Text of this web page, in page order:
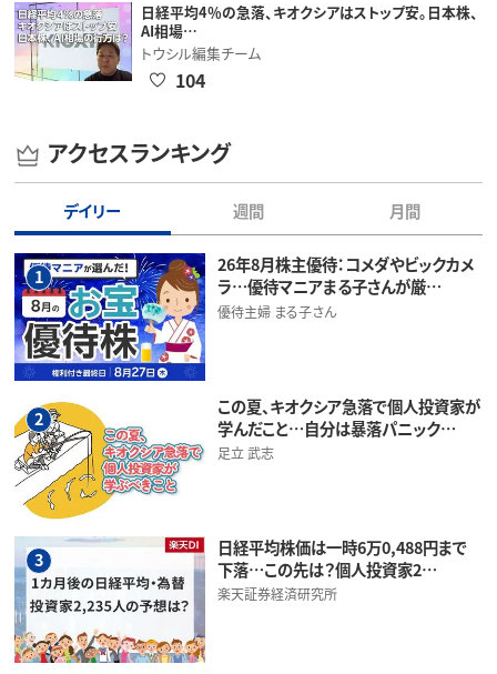
日経平均4％の急落、キオクシアはストップ安。日本株、
AI相場…
トウシル編集チーム
104
アクセスランキング
デイリー 週間 月間
1
26年8月株主優待：コメダやビックカメ
ラ…優待マニアまる子さんが厳…
優待主婦 まる子さん
2
この夏、キオクシア急落で個人投資家が
学んだこと…自分は暴落パニック…
足立 武志
3
日経平均株価は一時6万0,488円まで
下落…この先は？個人投資家2…
楽天証券経済研究所